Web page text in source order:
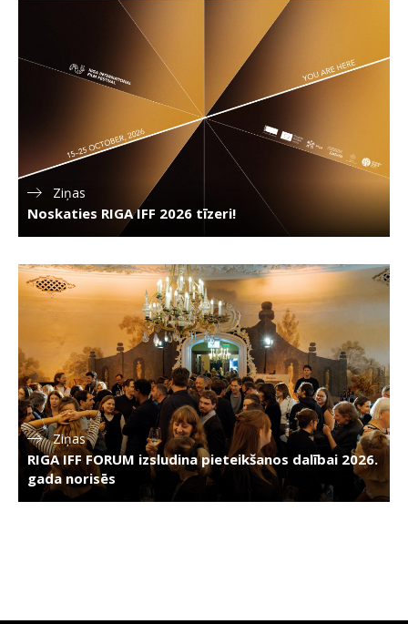
Ziņas
Noskaties RIGA IFF 2026 tīzeri!
Ziņas
RIGA IFF FORUM izsludina pieteikšanos dalībai 2026.
gada norisēs